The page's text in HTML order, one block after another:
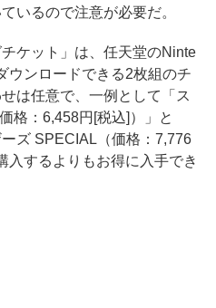
いるので注意が必要だ。
ケット」は、任天堂のNinte
ウンロードできる2枚組のチ
は任意で、一例として「ス
格：6,458円[税込]）」と
ズ SPECIAL（価格：7,776
入するよりもお得に入手でき